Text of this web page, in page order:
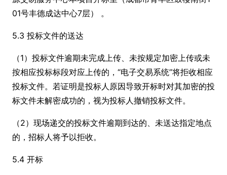
01号丰德成达中心7层） 。
5.3 投标文件的送达
（1）投标文件逾期未完成上传、未按规定加密上传或未
按相应投标标段对应上传的，“电子交易系统”将拒收相应
投标文件。若证明是投标人原因导致开标时对其加密的投
标文件未解密成功的，视为投标人撤销投标文件。
（2）现场递交的投标文件逾期到达的、未送达指定地点
的，招标人将予以拒收。
5.4 开标